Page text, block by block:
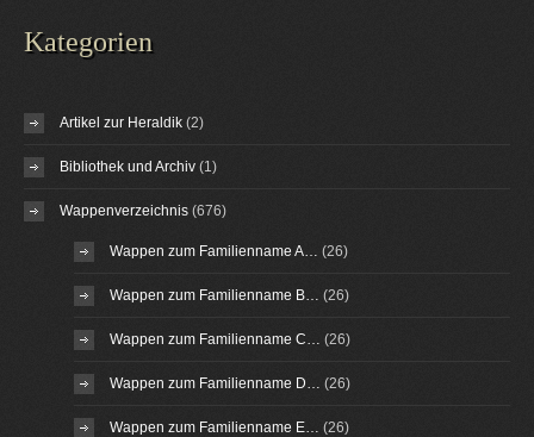
Kategorien
Artikel zur Heraldik (2)
Bibliothek und Archiv (1)
Wappenverzeichnis (676)
Wappen zum Familienname A… (26)
Wappen zum Familienname B… (26)
Wappen zum Familienname C… (26)
Wappen zum Familienname D… (26)
Wappen zum Familienname E… (26)